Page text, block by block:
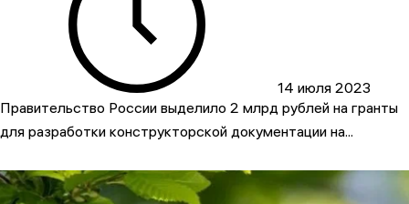
14 июля 2023
Правительство России выделило 2 млрд рублей на гранты
для разработки конструкторской документации на...